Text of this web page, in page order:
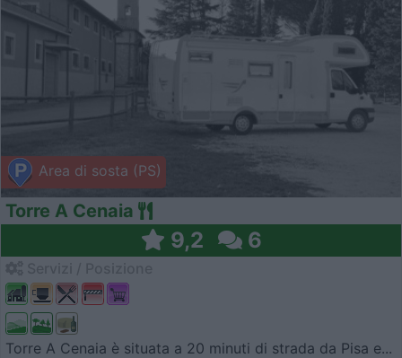
Area di sosta (PS)
Torre A Cenaia
9,2 6
Torre A Cenaia è situata a 20 minuti di strada da Pisa e...